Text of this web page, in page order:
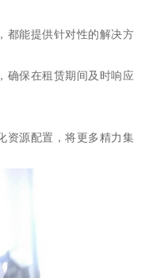
都能提供针对性的解决方
确保在租赁期间及时响应
资源配置，将更多精力集